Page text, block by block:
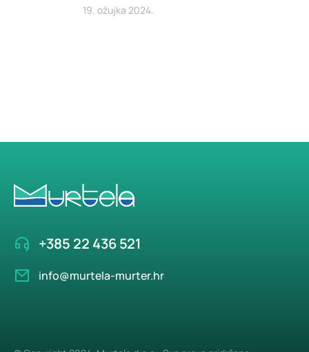
19. ožujka 2024.
+385 22 436 521
info@murtela-murter.hr